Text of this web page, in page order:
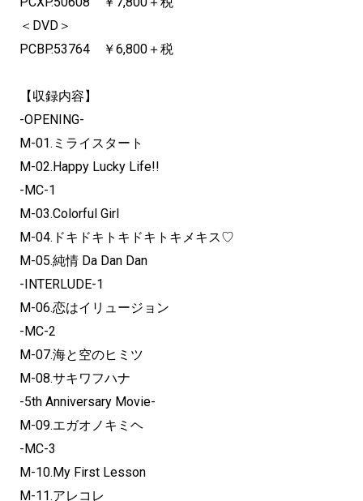
＜DVD＞
PCBP.53764 ￥6,800＋税
【収録内容】
-OPENING-
M-01.ミライスタート
M-02.Happy Lucky Life!!
-MC-1
M-03.Colorful Girl
M-04.ドキドキトキドキトキメキス♡
M-05.純情 Da Dan Dan
-INTERLUDE-1
M-06.恋はイリュージョン
-MC-2
M-07.海と空のヒミツ
M-08.サキワフハナ
-5th Anniversary Movie-
M-09.エガオノキミヘ
-MC-3
M-10.My First Lesson
M-11.アレコレ